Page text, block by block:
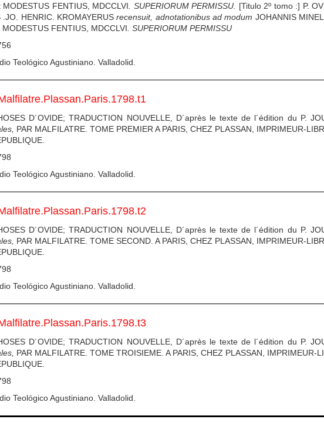
MODESTUS FENTIUS, MDCCLVI. SUPERIORUM PERMISSU. [Titulo 2º tomo :] P.
.JO. HENRIC. KROMAYERUSrecensuit, adnotationibus ad modum JOHANNIS
MODESTUS FENTIUS, MDCCLVI . SUPERIORUM PERMISSU
Teológico Agustiniano. Valladolid.
D´OVIDE; TRADUCTION NOUVELLE, D´après le texte de l´édition du P.
PAR MALFILATRE. TOME PREMIER A PARIS, CHEZ PLASSAN, IMPRIMEUR-
Teológico Agustiniano. Valladolid.
D´OVIDE; TRADUCTION NOUVELLE, D´après le texte de l´édition du P.
PAR MALFILATRE. TOME SECOND. A PARIS, CHEZ PLASSAN, IMPRIMEUR-
Teológico Agustiniano. Valladolid.
D´OVIDE; TRADUCTION NOUVELLE, D´après le texte de l´édition du P.
PAR MALFILATRE. TOME TROISIEME. A PARIS, CHEZ PLASSAN, IMPRIMEUR-
Teológico Agustiniano. Valladolid.